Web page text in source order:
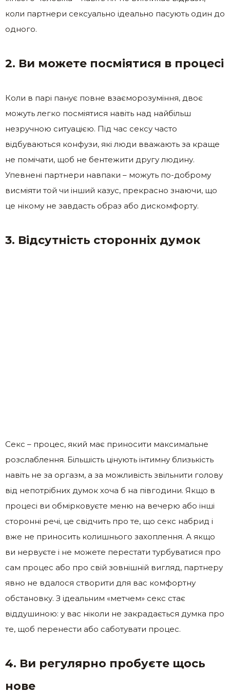
коли партнери сексуально ідеально пасують один до
одного.
2. Ви можете посміятися в процесі
Коли в парі панує повне взаєморозуміння, двоє
можуть легко посміятися навіть над найбільш
незручною ситуацією. Під час сексу часто
відбуваються конфузи, які люди вважають за краще
не помічати, щоб не бентежити другу людину.
Упевнені партнери навпаки – можуть по-доброму
висміяти той чи інший казус, прекрасно знаючи, що
це нікому не завдасть образ або дискомфорту.
3. Відсутність сторонніх думок
Секс – процес, який має приносити максимальне
розслаблення. Більшість цінують інтимну близькість
навіть не за оргазм, а за можливість звільнити голову
від непотрібних думок хоча б на півгодини. Якщо в
процесі ви обмірковуєте меню на вечерю або інші
сторонні речі, це свідчить про те, що секс набрид і
вже не приносить колишнього захоплення. А якщо
ви нервуєте і не можете перестати турбуватися про
сам процес або про свій зовнішній вигляд, партнеру
явно не вдалося створити для вас комфортну
обстановку. З ідеальним «метчем» секс стає
віддушиною: у вас ніколи не закрадається думка про
те, щоб перенести або саботувати процес.
4. Ви регулярно пробуєте щось
нове